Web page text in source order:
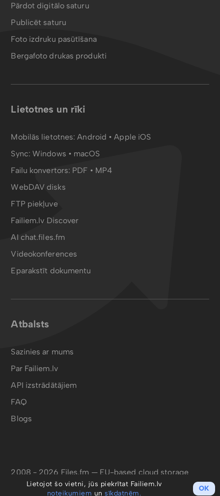
Pārdot digitālo saturu
Publicēt saturu
Foto izdruku pasūtīšana
Bergafoto drukas produkti
Lietotnes un rīki
Mobilās lietotnes:Android •Apple iOS
Sync:Windows • macOS
Failu konvertors: PDF • MP4
WebDAV disks
FTP piekļuve
Failiem.lv Discover
AI chat.files.fm
Videokonferences
Eparakstīt dokumentu
Atbalsts
Sazinies ar mums
Par Failiem.lv
API izstrādātājiem
FAQ
Blogs
2008 - 2026 Files.fm — EU-based cloud storage
Lietojot šo vietni, jūs piekrītat Failiem.lv
noteikumiem unsīkdatnēm.
OK